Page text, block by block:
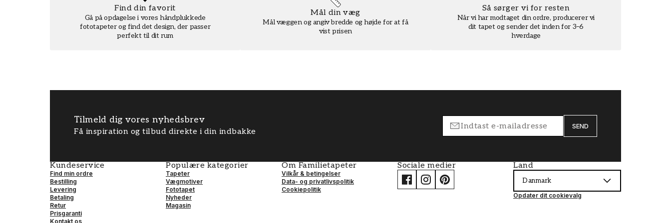
Find din favorit
Gå på opdagelse i vores håndplukkede
fototapeter og find det design, der passer
perfekt til dit rum
Mål din væg
Mål væggen og angiv bredde og højde for at få
vist prisen
Så sørger vi for resten
Når vi har modtaget din ordre, producerer vi
dit tapet og sender det inden for 3–6
hverdage
Tilmeld dig vores nyhedsbrev
Få inspiration og tilbud direkte i din indbakke
SEND
Kundeservice
Find min ordre
Bestilling
Levering
Betaling
Retur
Prisgaranti
Kontakt os
Populære kategorier
Tapeter
Vægmotiver
Fototapet
Nyheder
Magasin
Om Familietapeter
Vilkår & betingelser
Data- og privatlivspolitik
Cookiepolitik
Sociale medier Land
Danmark
Opdater dit cookievalg